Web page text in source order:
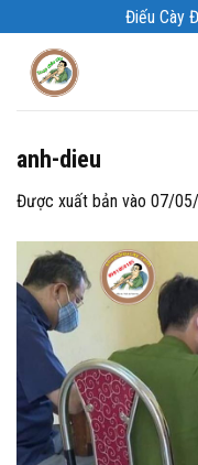
qua
Điếu Cày
anh-dieu
Được xuất bản vào 07/